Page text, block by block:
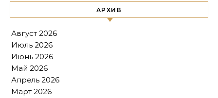
АРХИВ
Август 2026
Июль 2026
Июнь 2026
Май 2026
Апрель 2026
Март 2026